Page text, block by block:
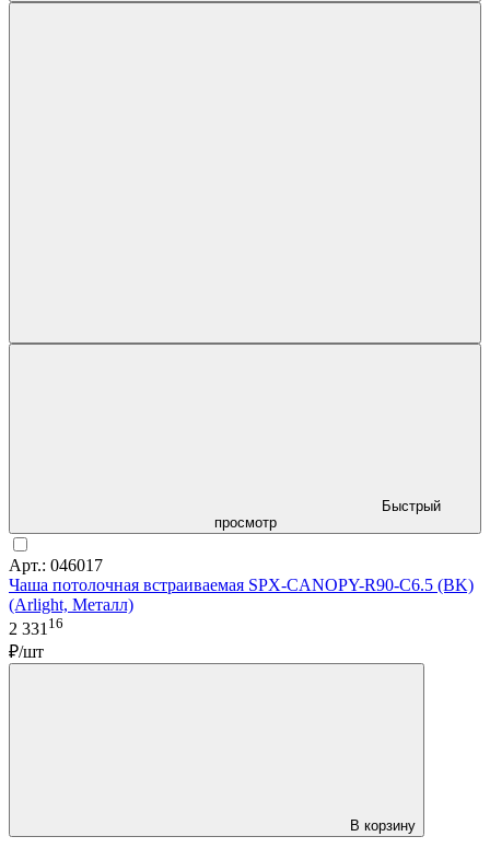
Быстрый
просмотр
Арт.: 046017
Чаша потолочная встраиваемая SPX-CANOPY-R90-C6.5 (BK)
(Arlight, Металл)
2 331 16
₽/шт
В корзину